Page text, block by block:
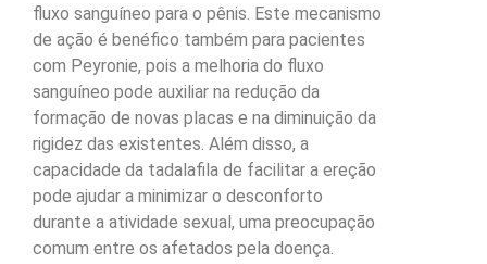
fluxo sanguíneo para o pênis. Este mecanismo
de ação é benéfico também para pacientes
com Peyronie, pois a melhoria do fluxo
sanguíneo pode auxiliar na redução da
formação de novas placas e na diminuição da
rigidez das existentes. Além disso, a
capacidade da tadalafila de facilitar a ereção
pode ajudar a minimizar o desconforto
durante a atividade sexual, uma preocupação
comum entre os afetados pela doença.